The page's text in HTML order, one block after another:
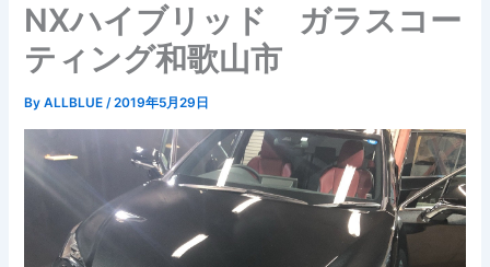
NXハイブリッド ガラスコー
ティング和歌山市
ByALLBLUE/2019年5月29日